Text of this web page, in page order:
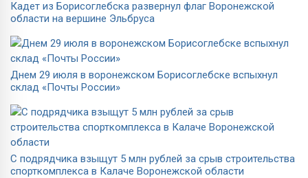
Кадет из Борисоглебска развернул флаг Воронежской
области на вершине Эльбруса
Днем 29 июля в воронежском Борисоглебске вспыхнул
склад «Почты России»
С подрядчика взыщут 5 млн рублей за срыв строительства
спорткомплекса в Калаче Воронежской области